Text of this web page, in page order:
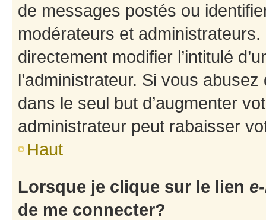
de messages postés ou
modérateurs et
directement modifier l’intitulé
l’administrateur. Si vous
dans le seul but d’augmenter
administrateur peut rabaisser
Haut
Lorsque je clique sur le lien
de me connecter?